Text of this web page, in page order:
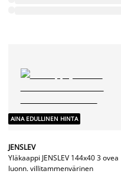
AINA EDULLINEN HINTA
JENSLEV
Yläkaappi JENSLEV 144x40 3 ovea
luonn. villitammenvärinen